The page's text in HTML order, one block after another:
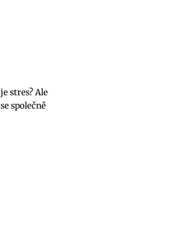
stres? Ale
společně